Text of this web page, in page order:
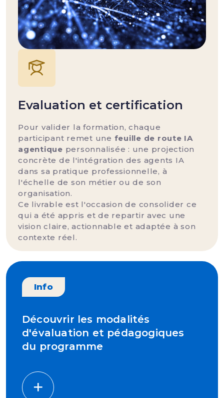
Evaluation et certification
Pour valider la formation, chaque
participant remet une feuille de route IA
agentique personnalisée : une projection
concrète de l'intégration des agents IA
dans sa pratique professionnelle, à
l'échelle de son métier ou de son
organisation.
Ce livrable est l'occasion de consolider ce
qui a été appris et de repartir avec une
vision claire, actionnable et adaptée à son
contexte réel.
Info
Découvrir les modalités
d'évaluation et pédagogiques
du programme